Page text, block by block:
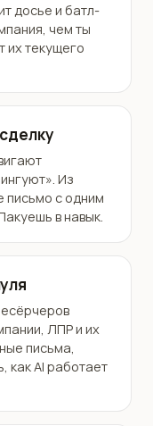
досье и батл-
чем ты
их текущего
Из
письмо с одним
в навык.
ЛПР и их
письма,
как AI работает